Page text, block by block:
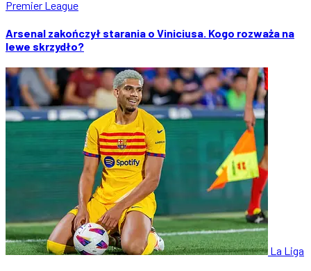
Premier League
Arsenal zakończył starania o Viniciusa. Kogo rozważa na
lewe skrzydło?
La Liga